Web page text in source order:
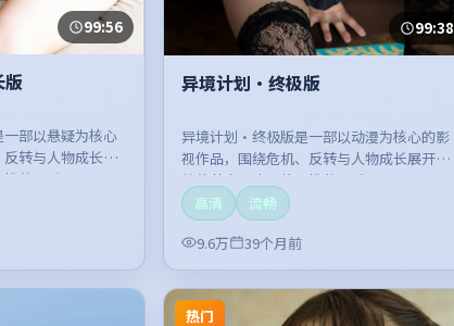
99:56
部以悬疑为核心
转与人物成长展
荐观看。
99:38
异境计划·终极版
异境计划·终极版是一部以动漫为核心的影
视作品，围绕危机、反转与人物成长展开，
整体节奏紧凑，值得推荐观看。
高清
流畅
9.6万
39个月前
热门